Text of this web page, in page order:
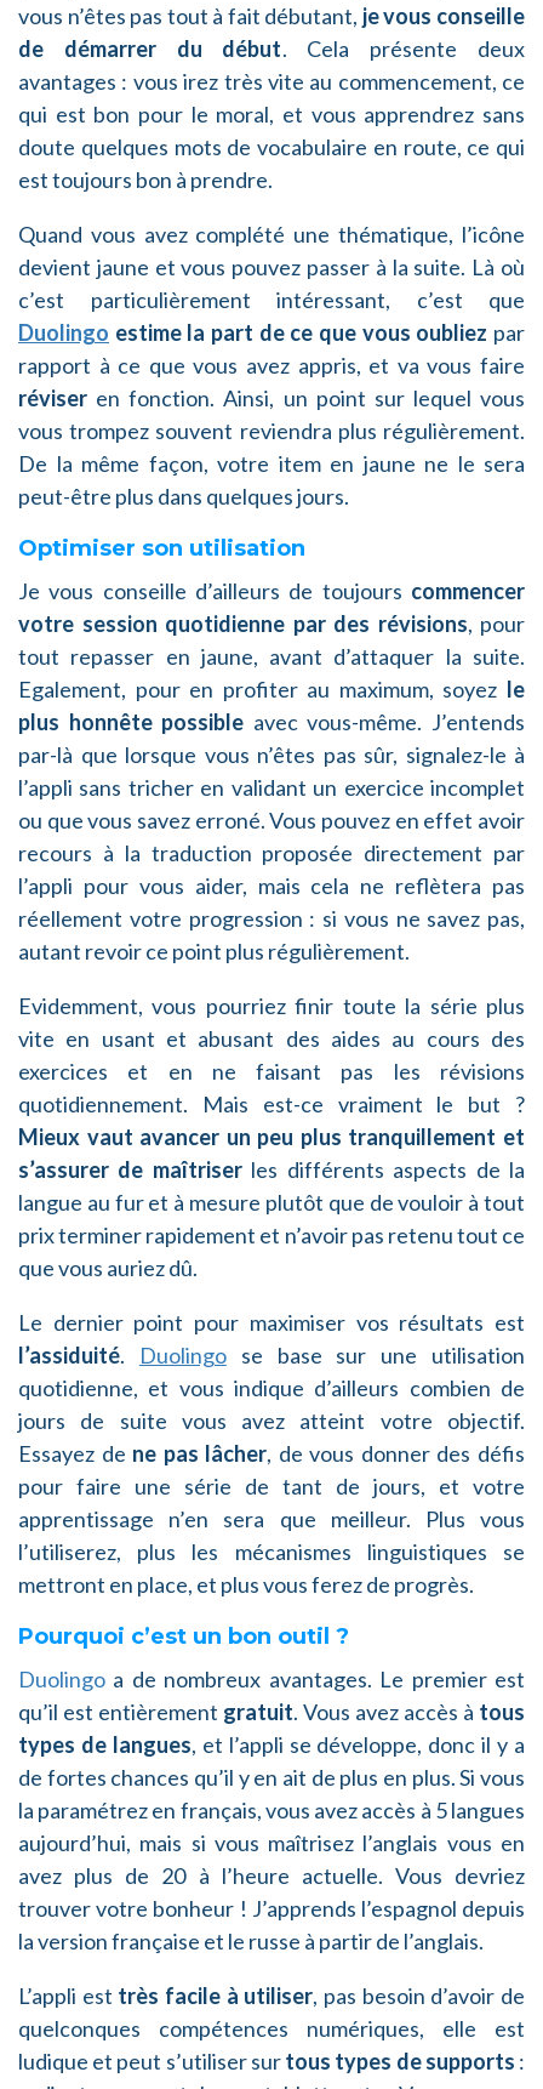
vous n’êtes pas tout à fait débutant, je vous conseille
de démarrer du début. Cela présente deux
avantages : vous irez très vite au commencement, ce
qui est bon pour le moral, et vous apprendrez sans
doute quelques mots de vocabulaire en route, ce qui
est toujours bon à prendre.
Quand vous avez complété une thématique, l’icône
devient jaune et vous pouvez passer à la suite. Là où
c’est particulièrement intéressant, c’est que
Duolingo estime la part de ce que vous oubliez par
rapport à ce que vous avez appris, et va vous faire
réviser en fonction. Ainsi, un point sur lequel vous
vous trompez souvent reviendra plus régulièrement.
De la même façon, votre item en jaune ne le sera
peut-être plus dans quelques jours.
Optimiser son utilisation
Je vous conseille d’ailleurs de toujours commencer
votre session quotidienne par des révisions, pour
tout repasser en jaune, avant d’attaquer la suite.
Egalement, pour en profiter au maximum, soyez le
plus honnête possible avec vous-même. J’entends
par-là que lorsque vous n’êtes pas sûr, signalez-le à
l’appli sans tricher en validant un exercice incomplet
ou que vous savez erroné. Vous pouvez en effet avoir
recours à la traduction proposée directement par
l’appli pour vous aider, mais cela ne reflètera pas
réellement votre progression : si vous ne savez pas,
autant revoir ce point plus régulièrement.
Evidemment, vous pourriez finir toute la série plus
vite en usant et abusant des aides au cours des
exercices et en ne faisant pas les révisions
quotidiennement. Mais est-ce vraiment le but ?
Mieux vaut avancer un peu plus tranquillement et
s’assurer de maîtriserles différents aspects de la
langue au fur et à mesure plutôt que de vouloir à tout
prix terminer rapidement et n’avoir pas retenu tout ce
que vous auriez dû.
Le dernier point pour maximiser vos résultats est
l’assiduité. Duolingose base sur une utilisation
quotidienne, et vous indique d’ailleurs combien de
jours de suite vous avez atteint votre objectif.
Essayez de ne pas lâcher, de vous donner des défis
pour faire une série de tant de jours, et votre
apprentissage n’en sera que meilleur. Plus vous
l’utiliserez, plus les mécanismes linguistiques se
mettront en place, et plus vous ferez de progrès.
Pourquoi c’est un bon outil ?
Duolingo a de nombreux avantages. Le premier est
qu’il est entièrement gratuit. Vous avez accès à tous
types de langues, et l’appli se développe, donc il y a
de fortes chances qu’il y en ait de plus en plus. Si vous
la paramétrez en français, vous avez accès à 5 langues
aujourd’hui, mais si vous maîtrisez l’anglais vous en
avez plus de 20 à l’heure actuelle. Vous devriez
trouver votre bonheur ! J’apprends l’espagnol depuis
la version française et le russe à partir de l’anglais.
L’appli est très facile à utiliser, pas besoin d’avoir de
quelconques compétences numériques, elle est
ludique et peut s’utiliser surtous types de supports :